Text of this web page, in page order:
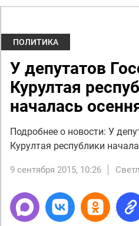
ПОЛИТИКА
У депутатов
Курултая
началась
Подробнее о новости: У
Курултая республики
9 сентября 2015, 10:26